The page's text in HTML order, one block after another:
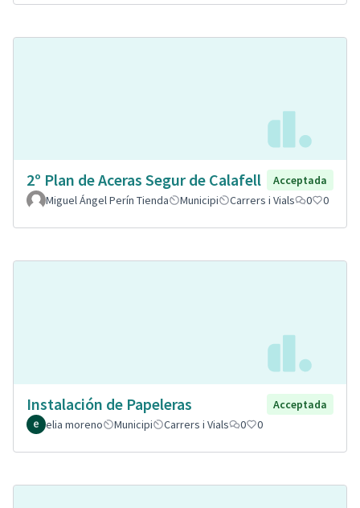
2º Plan de Aceras Segur de Calafell
Acceptada
Miguel Ángel Perín Tienda
Municipi Carrers i Vials 0 0
Instalación de Papeleras
Acceptada
elia moreno
Municipi Carrers i Vials 0 0